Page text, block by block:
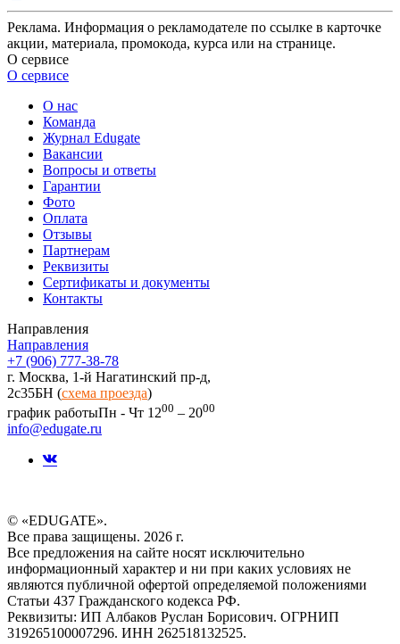
Реклама. Информация о рекламодателе по ссылке в карточке
акции, материала, промокода, курса или на странице.
О сервисе
О сервисе
О нас
Команда
Журнал Edugate
Вакансии
Вопросы и ответы
Гарантии
Фото
Оплата
Отзывы
Партнерам
Реквизиты
Сертификаты и документы
Контакты
Направления
Направления
+7 (906) 777-38-78
г. Москва, 1-й Нагатинский пр-д,
2c35БН (схема проезда)
график работыПн - Чт 1200 – 2000
info@edugate.ru
© «EDUGATE».
Все права защищены. 2026 г.
Все предложения на сайте носят исключительно
информационный характер и ни при каких условиях не
являются публичной офертой определяемой положениями
Статьи 437 Гражданского кодекса РФ.
Реквизиты: ИП Албаков Руслан Борисович. ОГРНИП
319265100007296. ИНН 262518132525.